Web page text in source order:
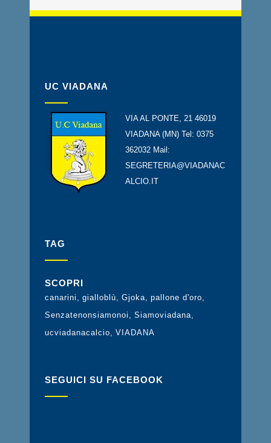
UC VIADANA
VIA AL PONTE, 21 46019
VIADANA (MN) Tel: 0375
362032 Mail:
SEGRETERIA@VIADANAC
ALCIO.IT
TAG
SCOPRI
canarini gialloblù Gjoka pallone d'oro
Senzatenonsiamonoi
Siamoviadana
ucviadanacalcio
VIADANA
SEGUICI SU FACEBOOK